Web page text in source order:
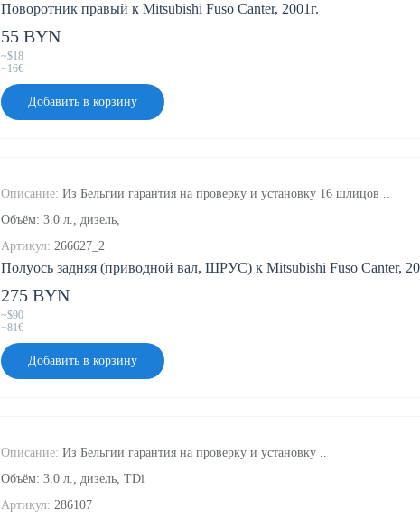
Поворотник правый к Mitsubishi Fuso Canter, 2001г.
55 BYN
~$18
~16€
Добавить в корзину
Полуось задняя (приводной вал, ШРУС) к Mitsubishi Fuso Canter,
Описание: Из Бельгии гарантия на проверку и установку 16 шлицов ..
Объём: 3.0 л., дизель,
Артикул: 266627_2
275 BYN
~$90
~81€
Добавить в корзину
Описание: Из Бельгии гарантия на проверку и установку ..
Объём: 3.0 л., дизель, TDi
Артикул: 286107